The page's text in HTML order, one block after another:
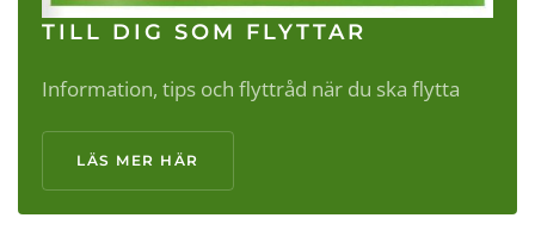
TILL DIG SOM FLYTTAR
Information, tips och flyttråd när du ska flytta
LÄS MER HÄR